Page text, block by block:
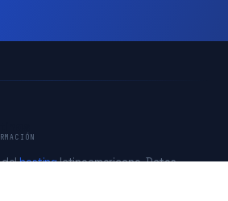
delhostinglatinoamericano. Datos